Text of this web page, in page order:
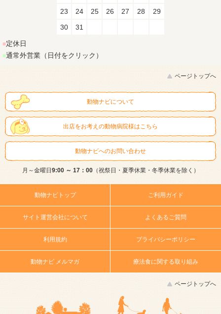
23
24 25 26 27 28
29
30
31
■定休日
■通常外営業（日付をクリック）
ページトップへ
動物ナビについて
出店をお考えの動物病院様はこちら
動物ナビへのお問い合わせ
月～金曜日9:00 ～ 17：00（祝祭日・夏季休業・冬季休業を除く）
動物ナビトップ ご利用ガイド
サイト運営会社について よくあるご質問
利用規約 プライバシーポリシー
動物ナビ メルマガ 療法食に関する取り組み
ページトップへ